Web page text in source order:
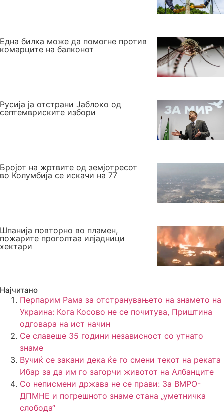
Една билка може да помогне против
комарците на балконот
Русија ја отстрани Јаблоко од
септемвриските избори
Бројот на жртвите од земјотресот
во Колумбија се искачи на 77
Шпанија повторно во пламен,
пожарите проголтаа илјадници
хектари
Најчитано
Перпарим Рама за отстранувањето на знамето на
Украина: Кога Косово не се почитува, Приштина
одговара на ист начин
Се славеше 35 години независност со утнато
знаме
Вучиќ се закани дека ќе го смени текот на реката
Ибар за да им го загорчи животот на Албанците
Со неписмени држава не се прави: За ВМРО-
ДПМНЕ и погрешното знаме стана „уметничка
слобода“